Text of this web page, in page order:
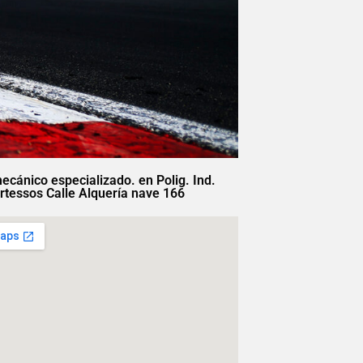
especializado. en Polig. Ind.
Calle Alquería nave 166